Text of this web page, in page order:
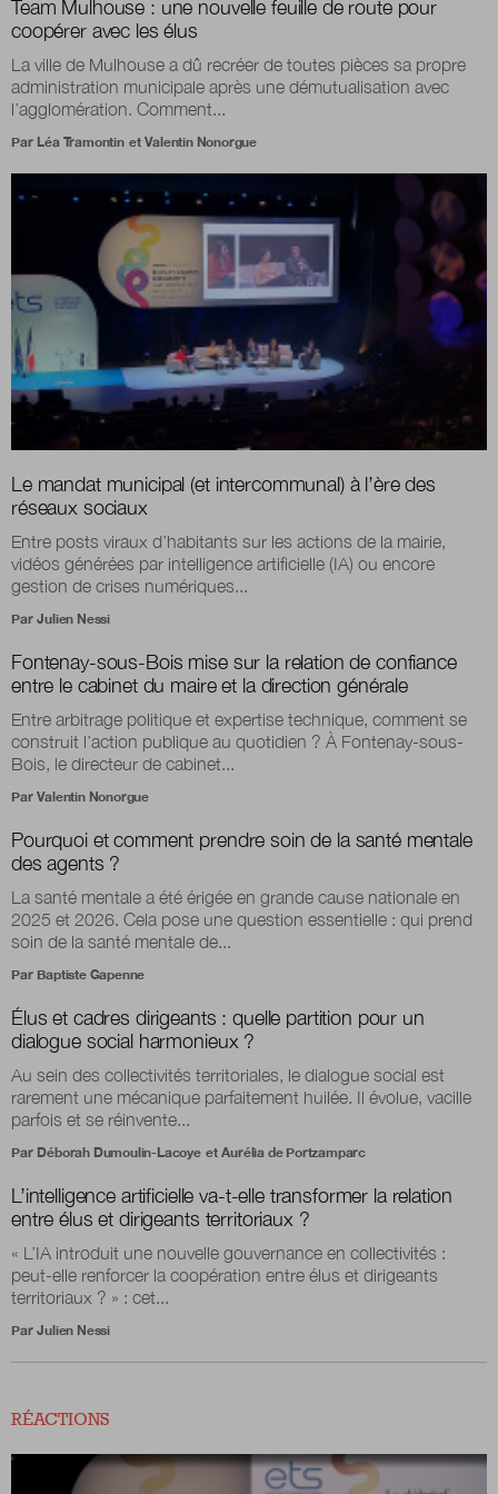
Team Mulhouse : une nouvelle feuille de route pour
coopérer avec les élus
La ville de Mulhouse a dû recréer de toutes pièces sa propre
administration municipale après une démutualisation avec
l’agglomération. Comment...
Par Léa Tramontin et Valentin Nonorgue
Le mandat municipal (et intercommunal) à l’ère des
réseaux sociaux
Entre posts viraux d’habitants sur les actions de la mairie,
vidéos générées par intelligence artificielle (IA) ou encore
gestion de crises numériques...
Par Julien Nessi
Fontenay-sous-Bois mise sur la relation de confiance
entre le cabinet du maire et la direction générale
Entre arbitrage politique et expertise technique, comment se
construit l’action publique au quotidien ? À Fontenay-sous-
Bois, le directeur de cabinet...
Par Valentin Nonorgue
Pourquoi et comment prendre soin de la santé mentale
des agents ?
La santé mentale a été érigée en grande cause nationale en
2025 et 2026. Cela pose une question essentielle : qui prend
soin de la santé mentale de...
Par Baptiste Gapenne
Élus et cadres dirigeants : quelle partition pour un
dialogue social harmonieux ?
Au sein des collectivités territoriales, le dialogue social est
rarement une mécanique parfaitement huilée. Il évolue, vacille
parfois et se réinvente...
Par Déborah Dumoulin-Lacoye et Aurélia de Portzamparc
L’intelligence artificielle va-t-elle transformer la relation
entre élus et dirigeants territoriaux ?
« L’IA introduit une nouvelle gouvernance en collectivités :
peut-elle renforcer la coopération entre élus et dirigeants
territoriaux ? » : cet...
Par Julien Nessi
RÉACTIONS